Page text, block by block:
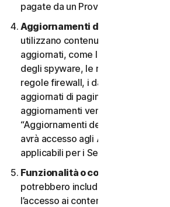
pagate da un Provider.
Aggiornamenti dei contenuti.
utilizzano contenuti che vengono
aggiornati, come le definizioni dei
degli spyware, le regole antispam,
regole firewall, i dati di vulnerabilità
aggiornati di pagine web
aggiornamenti vengono definiti
“Aggiornamenti dei contenuti”. In
avrà accesso agli Aggiornamenti
applicabili per i Servizi durante il
Funzionalità o contenuti di terzi.
potrebbero includere funzionalità
l’accesso ai contenuti di un sito